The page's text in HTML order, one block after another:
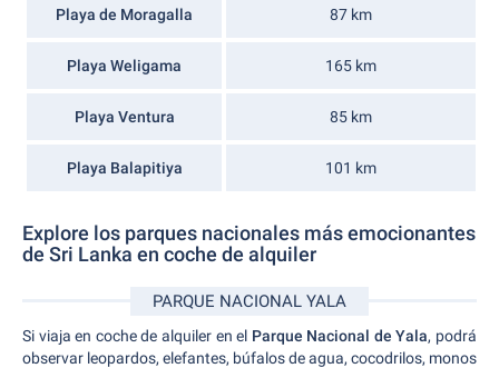
Playa de Moragalla 87 km
Playa Weligama 165 km
Playa Ventura 85 km
Playa Balapitiya 101 km
Explore los parques nacionales más emocionantes
de Sri Lanka en coche de alquiler
PARQUE NACIONAL YALA
Si viaja en coche de alquiler en el Parque Nacional de Yala, podrá
observar leopardos, elefantes, búfalos de agua, cocodrilos, monos